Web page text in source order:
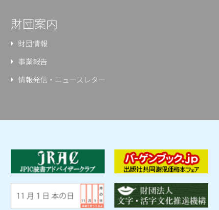
財団案内
財団情報
事業報告
情報発信・ニュースレター